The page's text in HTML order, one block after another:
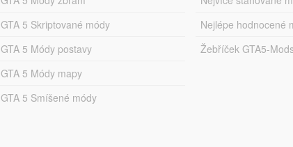
GTA 5 Skriptované módy
GTA 5 Módy postavy
GTA 5 Módy mapy
GTA 5 Smíšené módy
Nejlépe hodnocené
Žebříček GTA5-